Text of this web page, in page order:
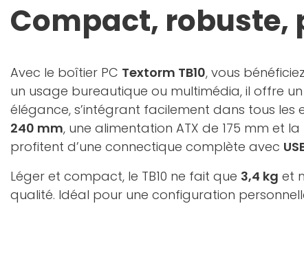
Compact, robuste,
Avec le boîtier PC Textorm TB10, vous
un usage bureautique ou multimédia, il offre
élégance, s’intégrant facilement dans tous les
240 mm, une alimentation ATX de 175 mm et la
profitent d’une connectique complète avec
Léger et compact, le TB10 ne fait que 3,4 kg et
qualité. Idéal pour une configuration